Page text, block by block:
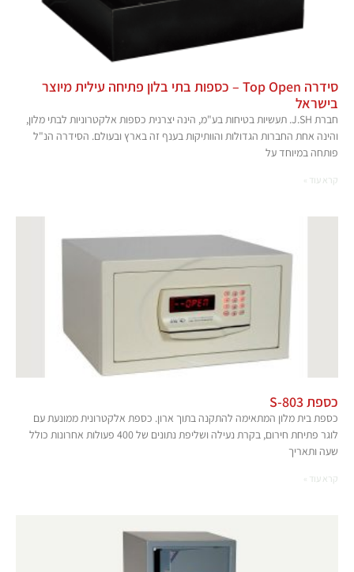
סידרה Top Open – כספות בתי בלון פתיחה עילית מיוצר
בישראל
חברת J.SH. תעשיות בטיחות בע"מ, הינה יצרנית כספות אלקטרוניות לבתי מלון,
והינה אחת החברות הגדולות והוותיקות בענף זה בארץ ובעולם. הסידרה הנ"ל
פותחה במיוחד על
קרא עוד »
כספת S-803
כספת בית מלון המתאימה להתקנה בתוך ארון. כספת אלקטרונית ממונעת עם
לוגר פתיחת חירום, בקרת נעילה ושליפת נתונים של 400 פעולות אחרונות כולל
שעה ותאריך
קרא עוד »